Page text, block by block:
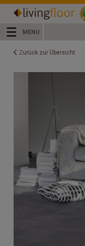
☰ MENU
Zurück zur Übersicht